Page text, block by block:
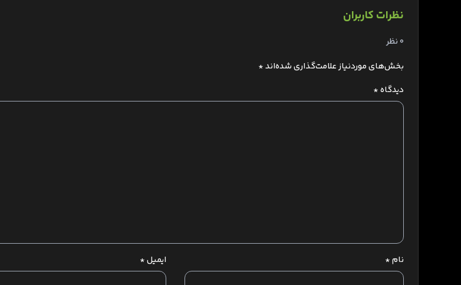
نظرات کاربران
0 نظر
بخش‌های موردنیاز علامت‌گذاری شده‌اند*
دیدگاه*
نام* ایمیل*